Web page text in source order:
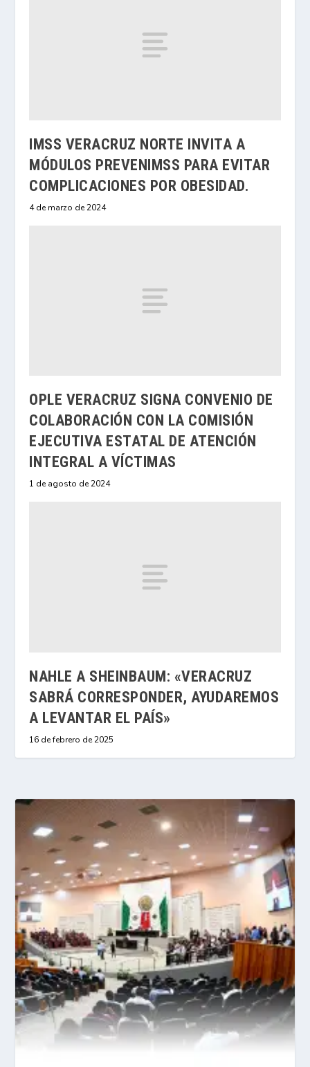
IMSS VERACRUZ NORTE INVITA A
MÓDULOS PREVENIMSS PARA EVITAR
COMPLICACIONES POR OBESIDAD.
4 de marzo de 2024
OPLE VERACRUZ SIGNA CONVENIO DE
COLABORACIÓN CON LA COMISIÓN
EJECUTIVA ESTATAL DE ATENCIÓN
INTEGRAL A VÍCTIMAS
1 de agosto de 2024
NAHLE A SHEINBAUM: «VERACRUZ
SABRÁ CORRESPONDER, AYUDAREMOS
A LEVANTAR EL PAÍS»
16 de febrero de 2025